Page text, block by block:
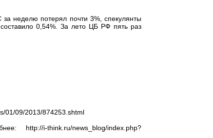
неделю потерял почти 3%, спекулянты
0,54%. За лето ЦБ РФ пять раз
01/09/2013/874253.shtml
http://i-think.ru/news_blog/index.php?